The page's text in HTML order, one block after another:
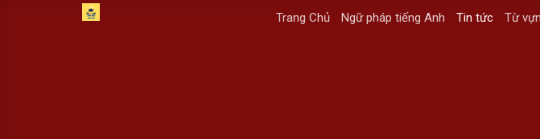
Trang Chủ Ngữ pháp tiếng Anh Tin tức Từ